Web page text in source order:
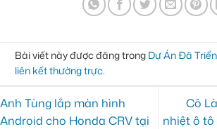
Bài viết này được đăng trong Dự Án Đã
liên kết thường trực.
Anh Tùng lắp màn hình
Android cho Honda CRV tại
Cô
nhiệt ô tô